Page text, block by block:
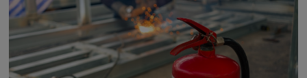
DO KOSZYKA
DO KOSZYKA